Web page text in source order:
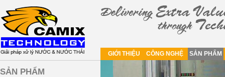
GIỚI THIỆU CÔNG NGHỆ SẢN PHẨM
SẢN PHẨM